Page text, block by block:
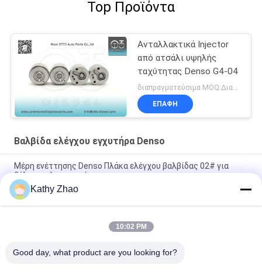
Top Προϊόντα
Ανταλλακτικά Injector
από ατσάλι υψηλής
ταχύτητας Denso G4-04
ΕΠΑΦΉ
Βαλβίδα ελέγχου εγχυτήρα Denso
Μέρη ενέττησης Denso Πλάκα ελέγχου βαλβίδας 02# για
βέλτιστη λειτουργία
Βαλβίδα Ελέγχου Denso 29# Για Ψεκαστήρα 095000-
551#/4135/4152/4157/8981/5562 8-98030550-4
Τμήματα ινέκτορα Denso Πλάκα ελέγχου βαλβίδας 19# για
Kathy Zhao
10:02 PM
Good day, what product are you looking for?